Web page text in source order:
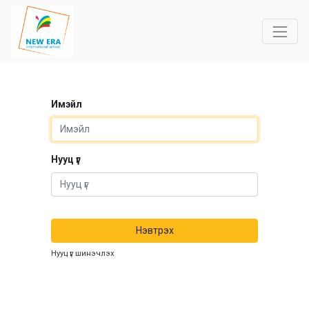
Имэйл
Нууц үг
Нэвтрэх
Нууц үг шинэчлэх